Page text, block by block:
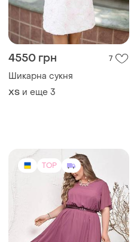
4550 грн 7
Шикарна сукня
ХS и еще 3
TOP